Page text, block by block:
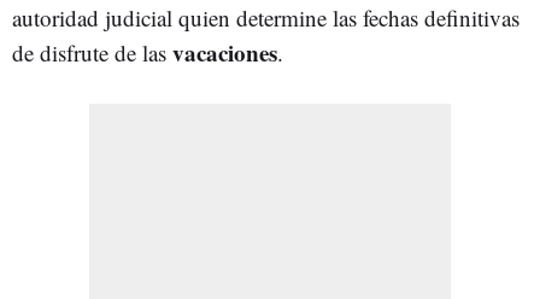
autoridad judicial quien determine las fechas definitivas
de disfrute de las vacaciones.